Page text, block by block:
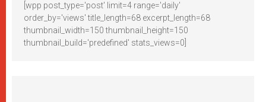
[wpp post_type='post' limit=4 range='daily'
order_by='views' title_length=68 excerpt_length=68
thumbnail_width=150 thumbnail_height=150
thumbnail_build='predefined' stats_views=0]